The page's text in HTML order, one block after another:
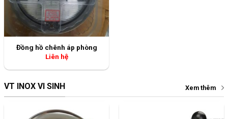
Đồng hồ chênh áp phòng
Liên hệ
VT INOX VI SINH Xem thêm